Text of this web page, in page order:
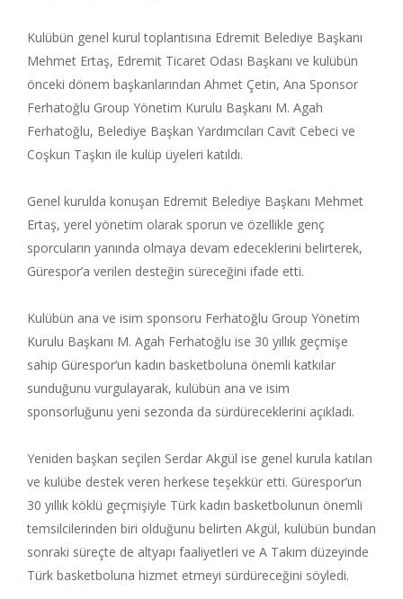
Kulübün genel kurul toplantısına Edremit Belediye Başkanı
Mehmet Ertaş, Edremit Ticaret Odası Başkanı ve kulübün
önceki dönem başkanlarından Ahmet Çetin, Ana Sponsor
Ferhatoğlu Group Yönetim Kurulu Başkanı M. Agah
Ferhatoğlu, Belediye Başkan Yardımcıları Cavit Cebeci ve
Coşkun Taşkın ile kulüp üyeleri katıldı.
Genel kurulda konuşan Edremit Belediye Başkanı Mehmet
Ertaş, yerel yönetim olarak sporun ve özellikle genç
sporcuların yanında olmaya devam edeceklerini belirterek,
Gürespor’a verilen desteğin süreceğini ifade etti.
Kulübün ana ve isim sponsoru Ferhatoğlu Group Yönetim
Kurulu Başkanı M. Agah Ferhatoğlu ise 30 yıllık geçmişe
sahip Gürespor’un kadın basketboluna önemli katkılar
sunduğunu vurgulayarak, kulübün ana ve isim
sponsorluğunu yeni sezonda da sürdüreceklerini açıkladı.
Yeniden başkan seçilen Serdar Akgül ise genel kurula katılan
ve kulübe destek veren herkese teşekkür etti. Gürespor’un
30 yıllık köklü geçmişiyle Türk kadın basketbolunun önemli
temsilcilerinden biri olduğunu belirten Akgül, kulübün bundan
sonraki süreçte de altyapı faaliyetleri ve A Takım düzeyinde
Türk basketboluna hizmet etmeyi sürdüreceğini söyledi.